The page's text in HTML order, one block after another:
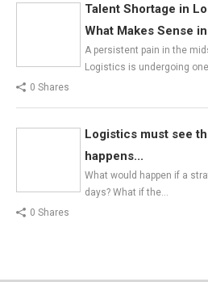
Talent Shortage in
What Makes Sense
A persistent pain in the
Logistics is undergoing one
0 Shares
Logistics must see
happens...
What would happen if a
days? What if the…
0 Shares